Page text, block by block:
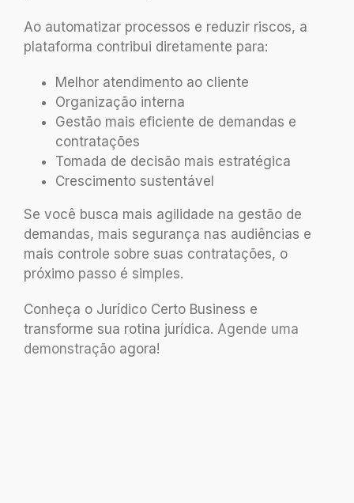
Ao automatizar processos e reduzir riscos, a
plataforma contribui diretamente para:
Melhor atendimento ao cliente
Organização interna
Gestão mais eficiente de demandas e
contratações
Tomada de decisão mais estratégica
Crescimento sustentável
Se você busca mais agilidade na gestão de
demandas, mais segurança nas audiências e
mais controle sobre suas contratações, o
próximo passo é simples.
Conheça o Jurídico Certo Business e
transforme sua rotina jurídica. Agende uma
demonstração agora!